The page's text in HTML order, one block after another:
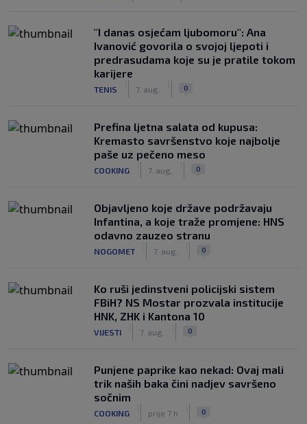
"I danas osjećam ljubomoru": Ana
Ivanović govorila o svojoj ljepoti i
predrasudama koje su je pratile tokom
karijere
TENIS 7. aug. 0
Prefina ljetna salata od kupusa:
Kremasto savršenstvo koje najbolje
paše uz pečeno meso
COOKING 7. aug. 0
Objavljeno koje države podržavaju
Infantina, a koje traže promjene: HNS
odavno zauzeo stranu
NOGOMET 7. aug. 0
Ko ruši jedinstveni policijski sistem
FBiH? NS Mostar prozvala institucije
HNK, ZHK i Kantona 10
VIJESTI 7. aug. 0
Punjene paprike kao nekad: Ovaj mali
trik naših baka čini nadjev savršeno
sočnim
COOKING prije 7 h 0